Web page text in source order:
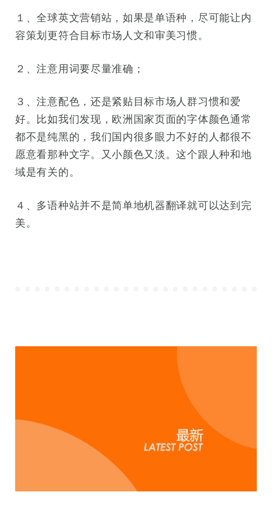
１、全球英文营销站，如果是单语种，尽可能让内
容策划更符合目标市场人文和审美习惯。
２、注意用词要尽量准确；
３、注意配色，还是紧贴目标市场人群习惯和爱
好。比如我们发现，欧洲国家页面的字体颜色通常
都不是纯黑的，我们国内很多眼力不好的人都很不
愿意看那种文字。又小颜色又淡。这个跟人种和地
域是有关的。
４、多语种站并不是简单地机器翻译就可以达到完
美。